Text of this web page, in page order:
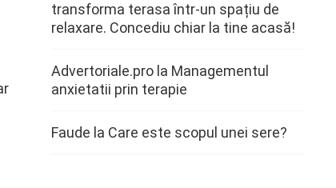
transforma terasa într-un spațiu de
relaxare. Concediu chiar la tine acasă!
Advertoriale.pro la Managementul
anxietatii prin terapie
Faude la Care este scopul unei sere?